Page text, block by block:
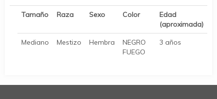
Tamaño Raza Sexo Color
Edad
(aproximada)
Mediano Mestizo Hembra
NEGRO
FUEGO
3 años